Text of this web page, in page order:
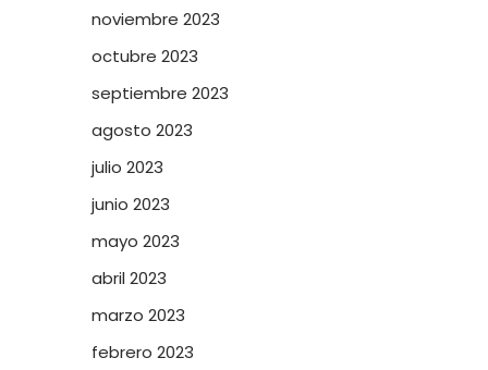
noviembre 2023
octubre 2023
septiembre 2023
agosto 2023
julio 2023
junio 2023
mayo 2023
abril 2023
marzo 2023
febrero 2023